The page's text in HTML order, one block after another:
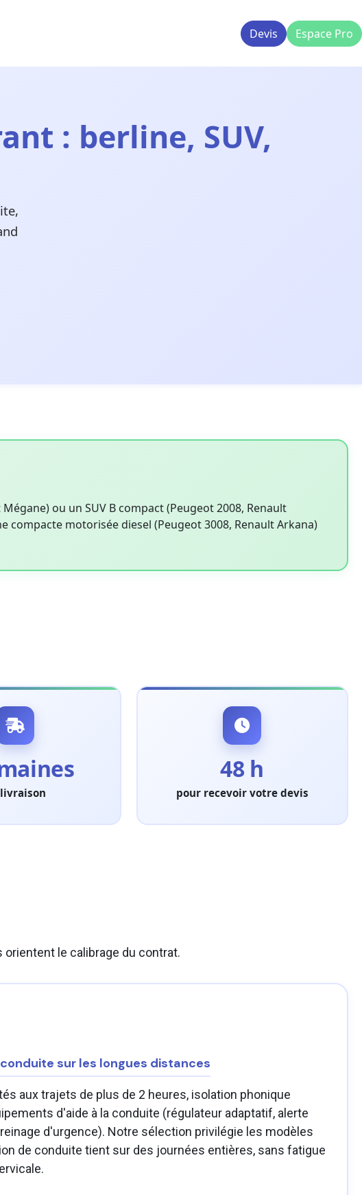
Devis Espace Pro
: berline, SUV,
ou un SUV B compact (Peugeot 2008, Renault
compacte motorisée diesel (Peugeot 3008, Renault Arkana)
48 h
pour recevoir votre devis
le calibrage du contrat.
sur les longues distances
aux trajets de plus de 2 heures, isolation phonique
d'aide à la conduite (régulateur adaptatif, alerte
d'urgence). Notre sélection privilégie les modèles
de conduite tient sur des journées entières, sans fatigue